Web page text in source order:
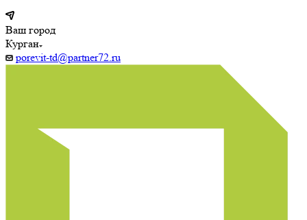
Ваш город
Курган
porevit-td@partner72.ru